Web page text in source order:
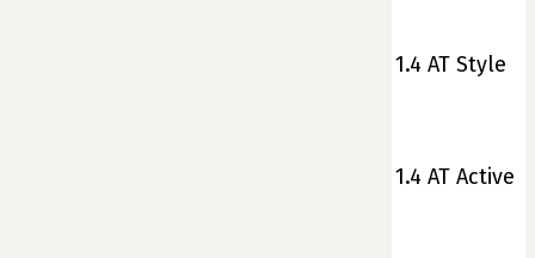
1.4 AT Style
1.4 AT Active